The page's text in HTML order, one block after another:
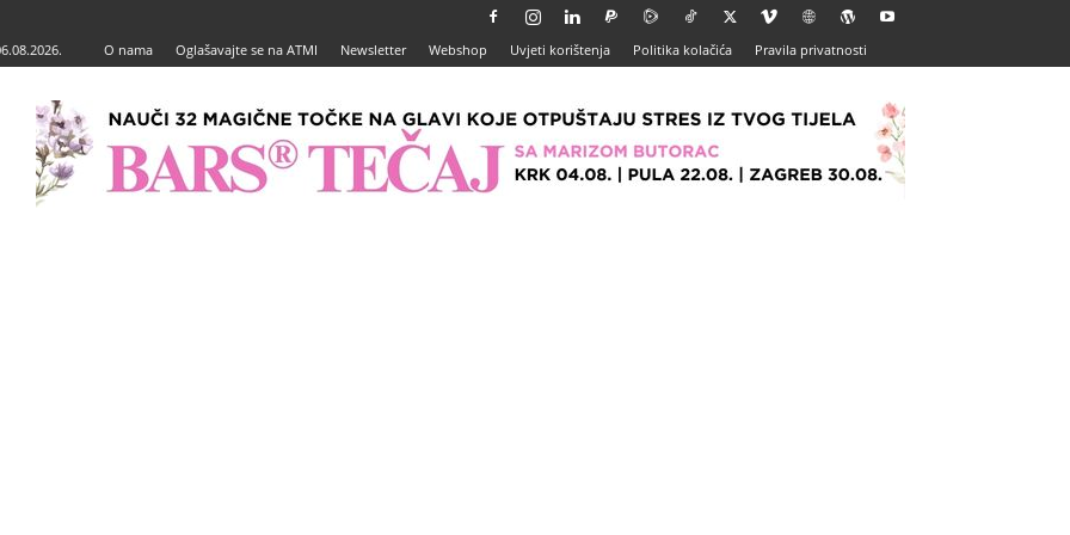
O nama Oglašavajte se na ATMI Newsletter Webshop Uvjeti korištenja Politika kolačića Pravila privatnosti